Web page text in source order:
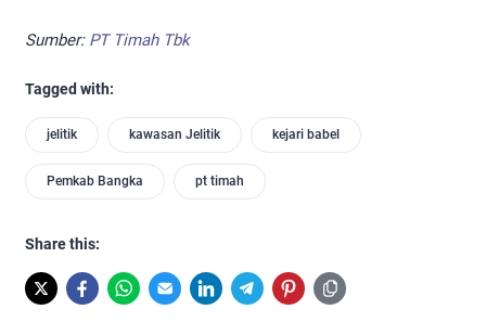
Sumber: PT Timah Tbk
Tagged with:
jelitik kawasan Jelitik kejari babel
Pemkab Bangka pt timah
Share this: